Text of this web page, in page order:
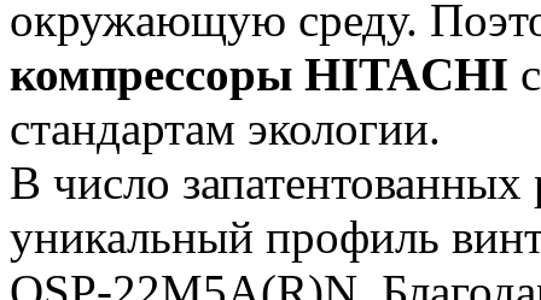
окружающую среду.
компрессоры HITACHI
стандартам экологии.
В число
уникальный профиль